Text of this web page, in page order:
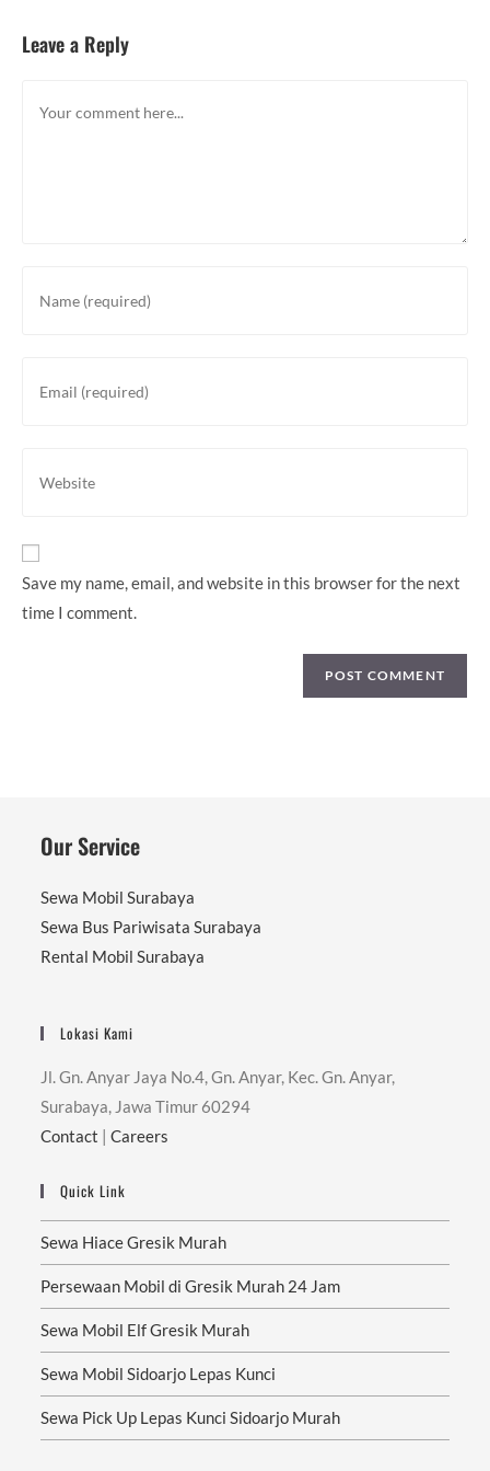
Leave a Reply
your
username
your
your
URL
Save my name, email, and website in this browser for the next
time I comment.
Our Service
Sewa Mobil Surabaya
Sewa Bus Pariwisata Surabaya
Rental Mobil Surabaya
Lokasi Kami
Jl. Gn. Anyar Jaya No.4, Gn. Anyar, Kec. Gn. Anyar,
Surabaya, Jawa Timur 60294
Contact |Careers
Quick Link
Sewa Hiace Gresik Murah
Persewaan Mobil di Gresik Murah 24 Jam
Sewa Mobil Elf Gresik Murah
Sewa Mobil Sidoarjo Lepas Kunci
Sewa Pick Up Lepas Kunci Sidoarjo Murah